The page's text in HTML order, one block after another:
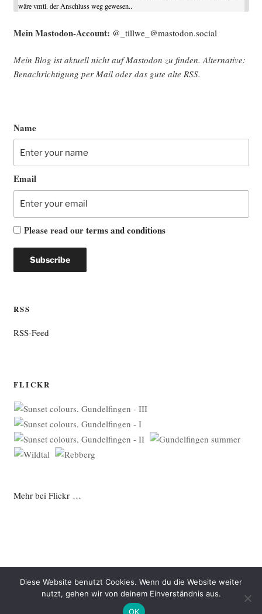
wäre vmtl. der Anschluss weg gewesen..
Mein Mast­o­don-Account: @_tillwe_@mastodon.social
Mein Blog ist aktu­ell nicht auf Mast­o­don zu fin­den. Alter­na­ti­ve:
Benach­rich­ti­gung per Mail oder das gute alte RSS.
Name
Email
Please read ourterms and conditions
RSS
RSS-Feed
FLICKR
Mehr bei Flickr …
Datenschutzerklärung Mit Stolz präsentiert von WordPress
Diese Website benutzt Cookies. Wenn du die Website weiter
nutzt, gehen wir von deinem Einverständnis aus.
OK